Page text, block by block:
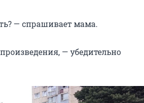
— спрашивает мама.
— убедительно